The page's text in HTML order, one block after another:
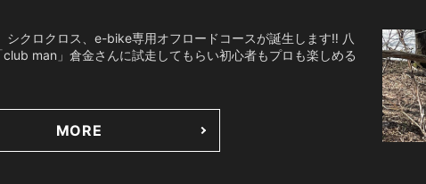
シクロクロス、e-bike専用オフロードコースが誕生します‼️ 八
man」倉金さんに試走してもらい初心者もプロも楽しめる
MORE